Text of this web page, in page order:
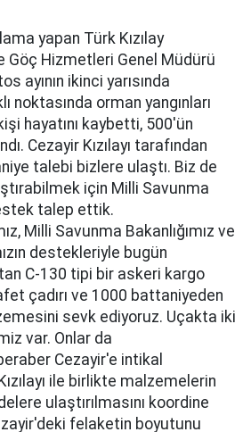
yapan Türk Kızılay
Göç Hizmetleri Genel Müdürü
ayının ikinci yarısında
noktasında orman yangınları
hayatını kaybetti, 500'ün
Cezayir Kızılayı tarafından
talebi bizlere ulaştı. Biz de
için Milli Savunma
talep ettik.
Milli Savunma Bakanlığımız ve
destekleriyle bugün
C-130 tipi bir askeri kargo
çadırı ve 1000 battaniyeden
sevk ediyoruz. Uçakta iki
var. Onlar da
Cezayir'e intikal
ile birlikte malzemelerin
ulaştırılmasını koordine
felaketin boyutunu